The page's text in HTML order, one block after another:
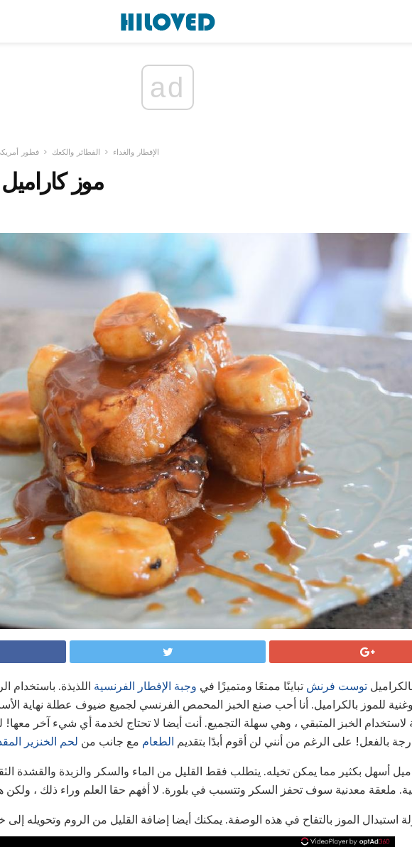
ad
الإفطار والغداء الفطائر والكعك فطور
موز
توست فرنش تباينًا ممتعًا ومتميزًا في وجبة الإفطار الفرنسية اللذيذة.
للموز بالكراميل. أنا أحب صنع الخبز المحمص الفرنسي لجميع ضيوف عطلة نهاية الأسبوع
لاستخدام الخبز المتبقي ، وهي سهلة التجميع. أنت أيضا لا تحتاج لخدمة أي شيء آخر معها!
بالفعل! على الرغم من أنني لن أقوم أبدًا بتقديم الطعام مع جانب من لحم الخنزير
أسهل بكثير مما يمكن تخيله. يتطلب فقط القليل من الماء والسكر والزبدة والقشدة
ملعقة معدنية سوف تحفز السكر وتتسبب في بلورة. لا أفهم حقا العلم وراء ذلك ، ولكن
استبدال الموز بالتفاح في هذه الوصفة. يمكنك أيضا إضافة القليل من الروم وتحويله